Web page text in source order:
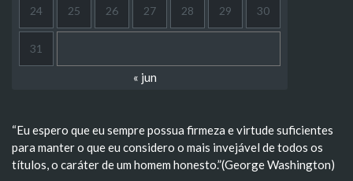
24 25 26 27 28 29 30
31
« jun
“Eu espero que eu sempre possua firmeza e virtude suficientes
para manter o que eu considero o mais invejável de todos os
títulos, o caráter de um homem honesto.”(George Washington)